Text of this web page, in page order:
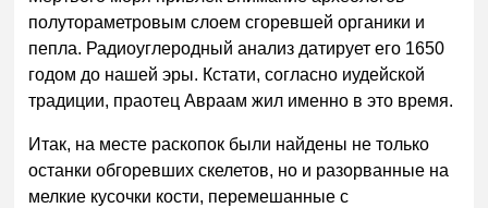
полутораметровым слоем сгоревшей органики и
пепла. Радиоуглеродный анализ датирует его 1650
годом до нашей эры. Кстати, согласно иудейской
традиции, праотец Авраам жил именно в это время.
Итак, на месте раскопок были найдены не только
останки обгоревших скелетов, но и разорванные на
мелкие кусочки кости, перемешанные с